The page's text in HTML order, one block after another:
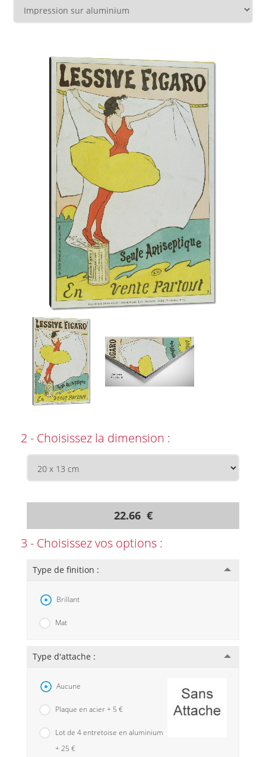
2 - Choisissez la dimension :
22.66 €
3 - Choisissez vos options :
Type de finition :
Brillant
Mat
Type d'attache :
Aucune
Plaque en acier + 5 €
Lot de 4 entretoise en aluminium
+ 25 €